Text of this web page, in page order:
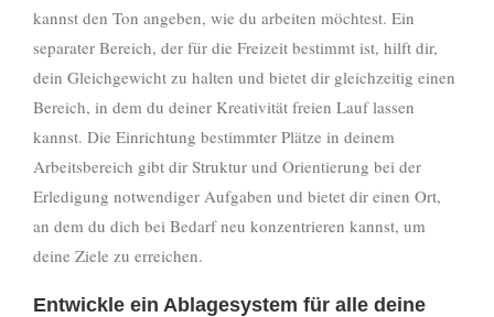
kannst den Ton angeben, wie du arbeiten möchtest. Ein
separater Bereich, der für die Freizeit bestimmt ist, hilft dir,
dein Gleichgewicht zu halten und bietet dir gleichzeitig einen
Bereich, in dem du deiner Kreativität freien Lauf lassen
kannst. Die Einrichtung bestimmter Plätze in deinem
Arbeitsbereich gibt dir Struktur und Orientierung bei der
Erledigung notwendiger Aufgaben und bietet dir einen Ort,
an dem du dich bei Bedarf neu konzentrieren kannst, um
deine Ziele zu erreichen.
Entwickle ein Ablagesystem für alle deine